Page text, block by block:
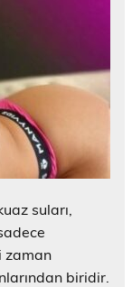
suları,
zaman
biridir.